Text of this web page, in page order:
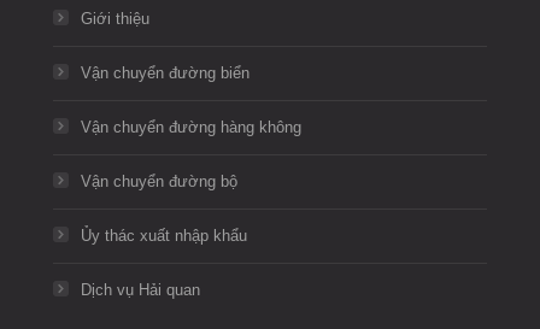
Giới thiệu
Vận chuyển đường biển
Vận chuyển đường hàng không
Vận chuyển đường bộ
Ủy thác xuất nhập khẩu
Dịch vụ Hải quan